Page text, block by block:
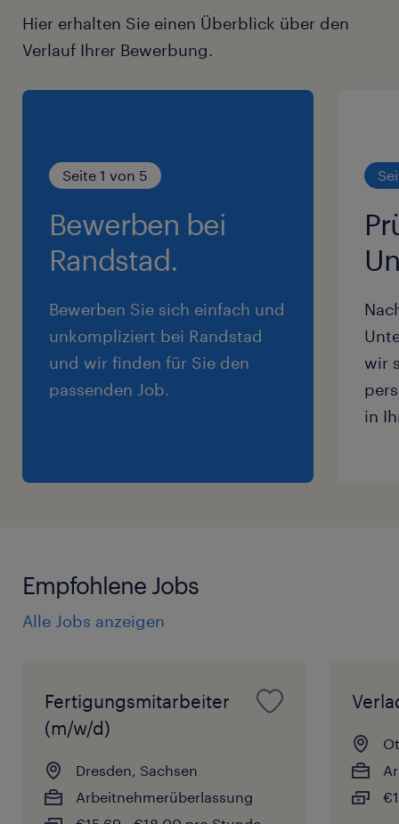
Hier erhalten Sie einen Überblick über den
Verlauf Ihrer Bewerbung.
Seite 1 von 5
Bewerben bei
Randstad.
Bewerben Sie sich einfach und
unkompliziert bei Randstad
und wir finden für Sie den
passenden Job.
wir
in
Empfohlene Jobs
Alle Jobs anzeigen
Fertigungsmitarbeiter
(m/w/d)
Dresden, Sachsen
Arbeitnehmerüberlassung